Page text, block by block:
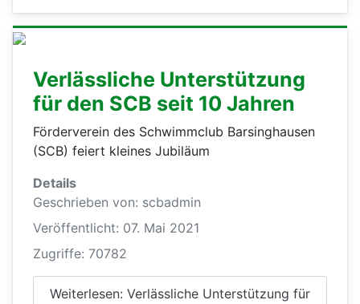
Verlässliche Unterstützung
für den SCB seit 10 Jahren
Förderverein des Schwimmclub Barsinghausen
(SCB) feiert kleines Jubiläum
Details
Geschrieben von: scbadmin
Veröffentlicht: 07. Mai 2021
Zugriffe: 70782
Weiterlesen: Verlässliche Unterstützung für